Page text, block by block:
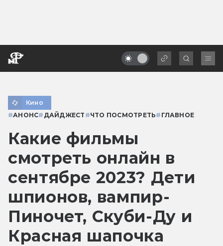
Кино
#АНОНС# ДАЙДЖЕСТ #ЧТО ПОСМОТРЕТЬ# ГЛАВНОЕ
Какие фильмы
смотреть онлайн в
сентябре 2023? Дети
шпионов, вампир-
Пиночет, Скуби-Ду и
Красная шапочка